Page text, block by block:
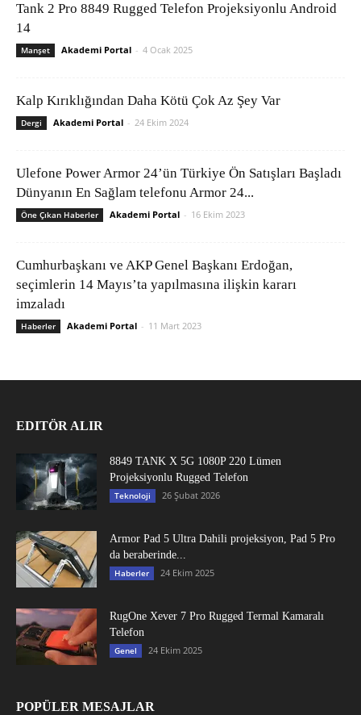
Tank 2 Pro 8849 Rugged Telefon Projeksiyonlu Android
14
Manşet Akademi Portal - 4 Ocak 2025
Kalp Kırıklığından Daha Kötü Çok Az Şey Var
Dergi Akademi Portal - 24 Ekim 2024
Ulefone Power Armor 24’ün Türkiye Ön Satışları Başladı
Dünyanın En Sağlam telefonu Armor 24...
Öne Çıkan Haberler Akademi Portal - 16 Ekim 2023
Cumhurbaşkanı ve AKP Genel Başkanı Erdoğan,
seçimlerin 14 Mayıs’ta yapılmasına ilişkin kararı
imzaladı
Haberler Akademi Portal - 11 Mart 2023
EDITÖR ALIR
8849 TANK X 5G 1080P 220 Lümen
Projeksiyonlu Rugged Telefon
Teknoloji 26 Şubat 2026
Armor Pad 5 Ultra Dahili projeksiyon, Pad 5 Pro
da beraberinde...
Haberler 24 Ekim 2025
RugOne Xever 7 Pro Rugged Termal Kamaralı
Telefon
Genel 24 Ekim 2025
POPÜLER MESAJLAR